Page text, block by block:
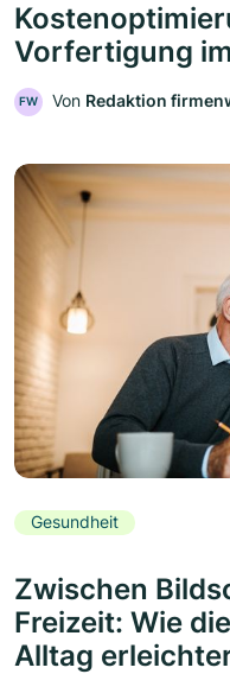
Vorfertigung
FW Von Redaktion
Gesundheit
Zwischen
Freizeit: Wie
Alltag